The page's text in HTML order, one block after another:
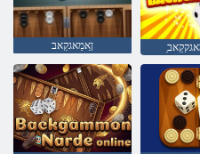
ןַאמַאגקַאב